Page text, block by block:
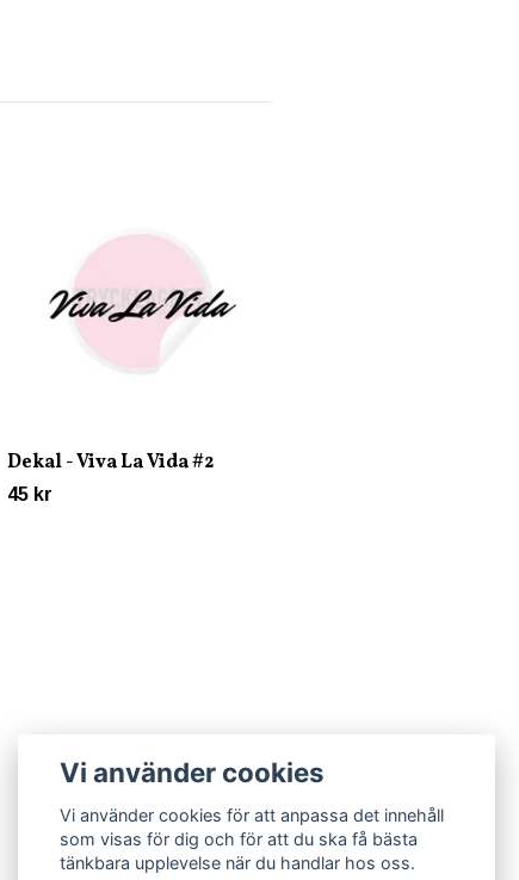
Dekal - Viva La Vida #2
45 kr
Vi använder cookies
Vi använder cookies för att anpassa det innehåll
som visas för dig och för att du ska få bästa
tänkbara upplevelse när du handlar hos oss.